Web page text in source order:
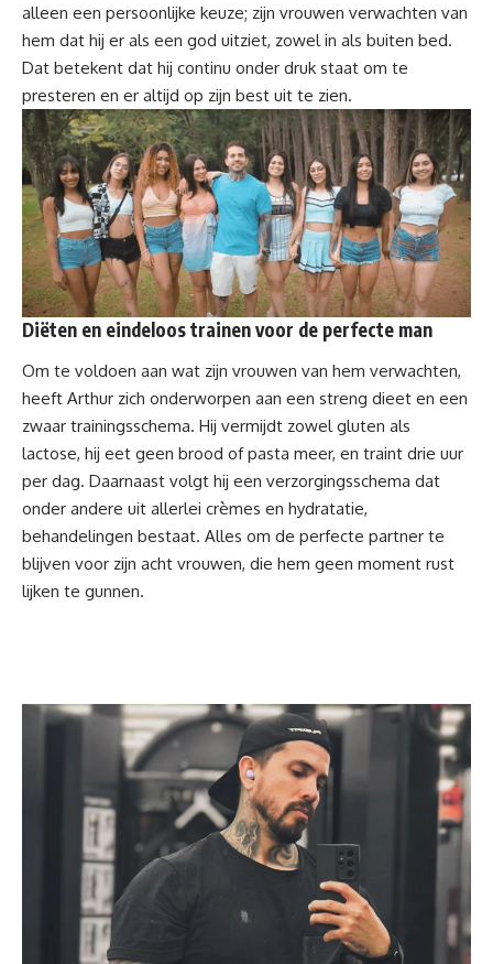
alleen een persoonlijke keuze; zijn vrouwen verwachten van
hem dat hij er als een god uitziet, zowel in als buiten bed.
Dat betekent dat hij continu onder druk staat om te
presteren en er altijd op zijn best uit te zien.
Diëten en eindeloos trainen voor de perfecte man
Om te voldoen aan wat zijn vrouwen van hem verwachten,
heeft Arthur zich onderworpen aan een streng dieet en een
zwaar trainingsschema. Hij vermijdt zowel gluten als
lactose, hij eet geen brood of pasta meer, en traint drie uur
per dag. Daarnaast volgt hij een verzorgingsschema dat
onder andere uit allerlei crèmes en hydratatie,
behandelingen bestaat. Alles om de perfecte partner te
blijven voor zijn acht vrouwen, die hem geen moment rust
lijken te gunnen.